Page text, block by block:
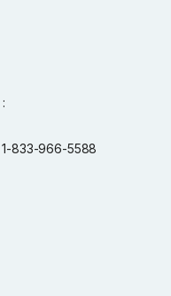
1-833-966-5588